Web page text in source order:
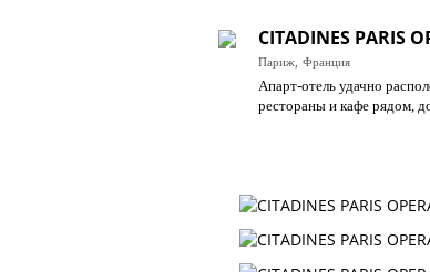
CITADINES PARIS
Париж, Франция
Апарт-отель удачно
рестораны и кафе рядом,